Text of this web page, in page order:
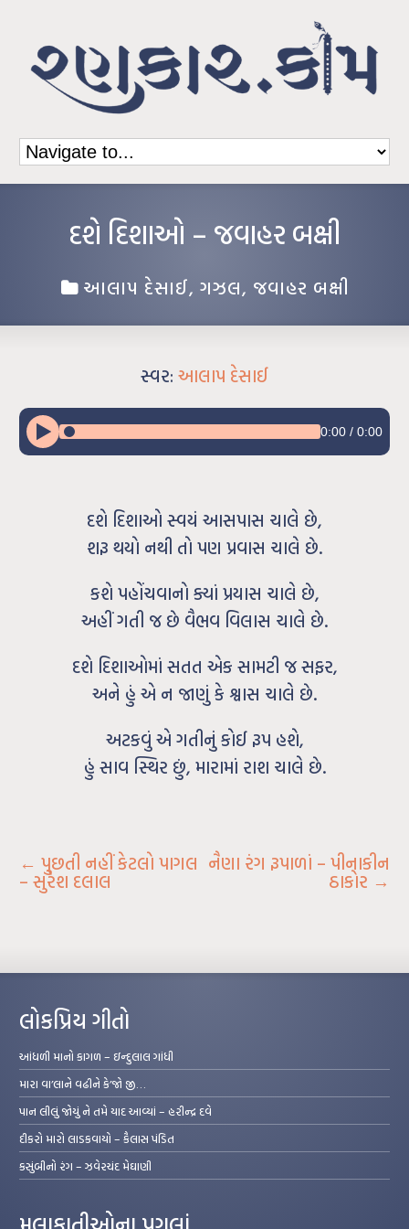
દશે દિશાઓ – જવાહર બક્ષી
આલાપ દેસાઈ, ગઝલ, જવાહર બક્ષી
સ્વર: આલાપ દેસાઈ
0:00/ 0:00
દશે દિશાઓ સ્વયં આસપાસ ચાલે છે,
શરૂ થયો નથી તો પણ પ્રવાસ ચાલે છે.
કશે પહોંચવાનો ક્યાં પ્રયાસ ચાલે છે,
અહીં ગતી જ છે વૈભવ વિલાસ ચાલે છે.
દશે દિશાઓમાં સતત એક સામટી જ સફર,
અને હું એ ન જાણું કે શ્વાસ ચાલે છે.
અટકવું એ ગતીનું કોઈ રૂપ હશે,
હું સાવ સ્થિર છું, મારામાં રાશ ચાલે છે.
← પુછતી નહીં કેટલો પાગલ
– સુરેશ દલાલ
નૈણા રંગ રૂપાળાં – પીનાકીન
ઠાકોર →
લોકપ્રિય ગીતો
આંધળી માનો કાગળ – ઇન્દુલાલ ગાંધી
મારા વા’લાને વઢીને કે’જો જી…
પાન લીલું જોયું ને તમે યાદ આવ્યાં – હરીન્દ્ર દવે
દીકરો મારો લાડકવાયો – કૈલાસ પંડિત
કસુંબીનો રંગ – ઝવેરચંદ મેઘાણી